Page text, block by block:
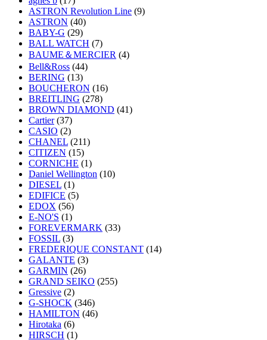
ASTRON Revolution Line (9)
ASTRON (40)
BABY-G (29)
BALL WATCH (7)
BAUME＆MERCIER (4)
Bell&Ross (44)
BERING (13)
BOUCHERON (16)
BREITLING (278)
BROWN DIAMOND (41)
Cartier(37)
CASIO (2)
CHANEL (211)
CITIZEN (15)
CORNICHE (1)
Daniel Wellington (10)
DIESEL (1)
EDIFICE (5)
EDOX (56)
E-NO'S (1)
FOREVERMARK (33)
FOSSIL (3)
FREDERIQUE CONSTANT (14)
GALANTE (3)
GARMIN (26)
GRAND SEIKO (255)
Gressive (2)
G-SHOCK (346)
HAMILTON (46)
Hirotaka (6)
HIRSCH (1)